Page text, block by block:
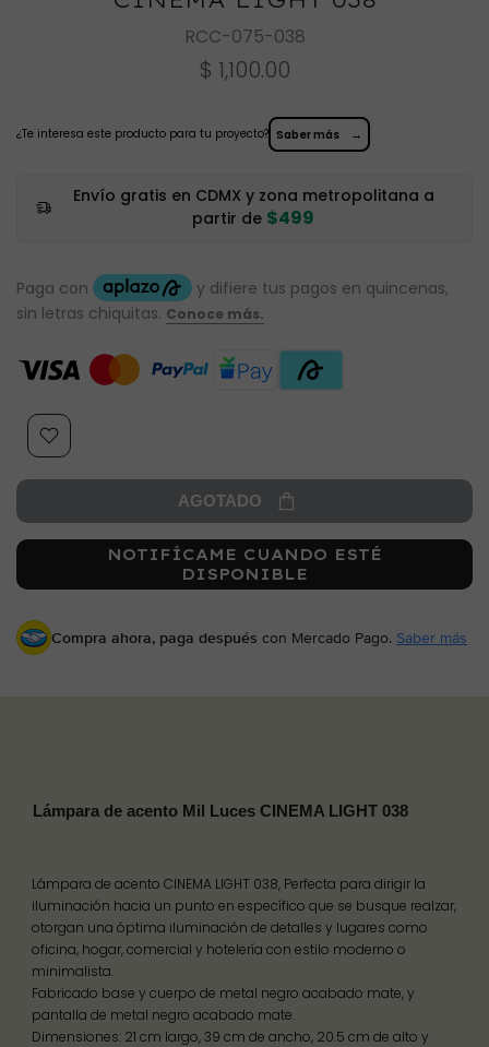
RCC-075-038
$ 1,100.00
¿Te interesa este producto para tu proyecto? Saber más →
Envío gratis en CDMX y zona metropolitana a
partir de $499
AGOTADO
NOTIFÍCAME CUANDO ESTÉ
DISPONIBLE
Compra ahora, paga después con Mercado Pago. Saber más
Lámpara de acento Mil Luces CINEMA LIGHT 038
Lámpara de acento CINEMA LIGHT 038, Perfecta para dirigir la
iluminación hacia un punto en específico que se busque realzar,
otorgan una óptima iluminación de detalles y lugares como
oficina, hogar, comercial y hotelería con estilo moderno o
minimalista.
Fabricado base y cuerpo de metal negro acabado mate, y
pantalla de metal negro acabado mate.
Dimensiones: 21 cm largo, 39 cm de ancho, 20.5 cm de alto y